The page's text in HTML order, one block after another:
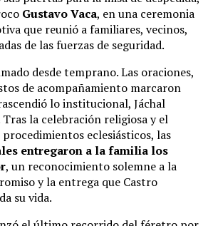
Gustavo Vaca, en una ceremonia
que reunió a familiares, vecinos,
de las fuerzas de seguridad.
desde temprano. Las oraciones,
de acompañamiento marcaron
lo institucional, Jáchal
Tras la celebración religiosa y el
eclesiásticos, las
entregaron a la familia los
, un reconocimiento solemne a la
y la entrega que Castro
su vida.